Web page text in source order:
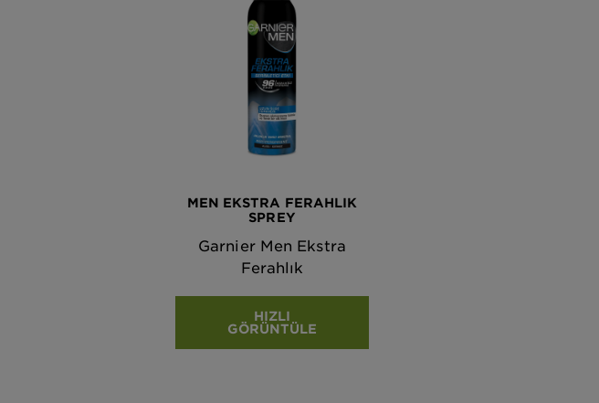
MEN EKSTRA FERAHLIK
SPREY
Garnier Men Ekstra
Ferahlık
HIZLI
GÖRÜNTÜLE